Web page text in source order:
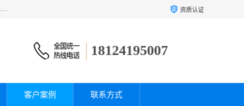
湖南群狼市场调研服务有限公司是一家集问卷设计、市场调查执行、数据统计分析、报告撰写、研究咨询为一体的一站式市场研究服务机构，主要服务：市场调研、三方评估、满意度研究、快消研究、地产物业调查、品牌研究、神秘顾客调查、行业研究、产品研究、公共事务专项调查等。 资质认证
18124195007
客户案例 联系方式